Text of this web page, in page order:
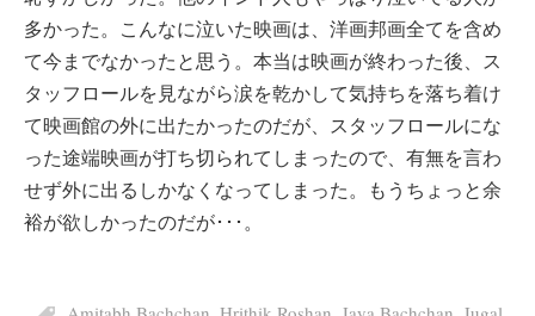
多かった。こんなに泣いた映画は、洋画邦画全てを含め
て今までなかったと思う。本当は映画が終わった後、ス
タッフロールを見ながら涙を乾かして気持ちを落ち着け
て映画館の外に出たかったのだが、スタッフロールにな
った途端映画が打ち切られてしまったので、有無を言わ
せず外に出るしかなくなってしまった。もうちょっと余
裕が欲しかったのだが･･･。